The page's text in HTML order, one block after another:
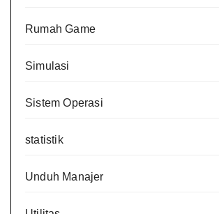
Rumah Game
Simulasi
Sistem Operasi
statistik
Unduh Manajer